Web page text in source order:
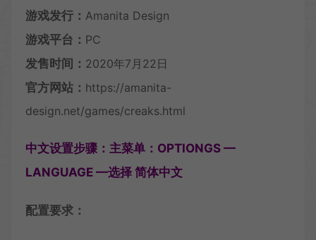
游戏发行： Amanita Design
游戏平台： PC
发售时间： 2020年7月22日
官方网站： https://amanita-
design.net/games/creaks.html
中文设置步骤：主菜单：OPTIONGS —
LANGUAGE —选择 简体中文
配置要求：